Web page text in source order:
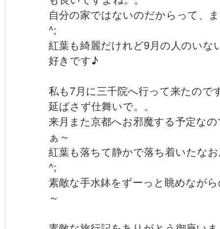
自分の家ではないのだからって、
^;
紅葉も綺麗だけれど9月の人のいな
好きです♪
私も7月に三千院へ行って来たので
延ばさず仕舞いで。。
来月また京都へお邪魔する予定な
ぁ～
紅葉も落ちて静かで落ち着いたな
^;
素敵な手水鉢をずーっと眺めなが
～